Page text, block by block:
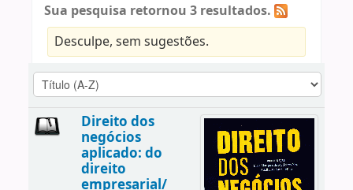
Sua pesquisa retornou 3 resultados.
Desculpe, sem sugestões.
Direito dos
negócios
aplicado: do
direito
empresarial/